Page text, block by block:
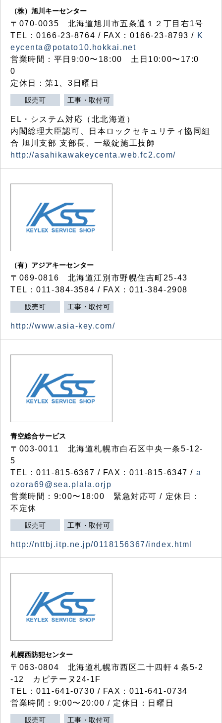
（株）旭川キーセンター
〒070-0035 北海道旭川市五条通１２丁目右1号
TEL：0166-23-8764 / FAX：0166-23-8793 / K
eycenta@potato10.hokkai.net
営業時間：平日9:00〜18:00 土日10:00〜17:0
0
定休日：第1、3日曜日
販売可 工事・取付可
EL・システム対応（北北海道）
内閣総理大臣認可、日本ロックセキュリティ協同組
合 旭川支部 支部長、一級錠施工技師
http://asahikawakeycenta.web.fc2.com/
（有）アジアキーセンター
〒069-0816 北海道江別市野幌住吉町25-43
TEL：011-384-3584 / FAX：011-384-2908
販売可 工事・取付可
http://www.asia-key.com/
青空総合サービス
〒003-0011 北海道札幌市白石区中央一条5-12-
5
TEL：011-815-6367 / FAX：011-815-6347 / a
ozora69@sea.plala.orjp
営業時間：9:00〜18:00 緊急対応可 / 定休日：
不定休
販売可 工事・取付可
http://nttbj.itp.ne.jp/0118156367/index.html
札幌西防犯センター
〒063-0804 北海道札幌市西区二十四軒４条5-2
-12 カピテーヌ24-1F
TEL：011-641-0730 / FAX：011-641-0734
営業時間：9:00〜20:00 / 定休日：日曜日
販売可 工事・取付可